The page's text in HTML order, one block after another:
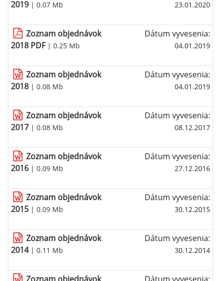
2019 | 0.07 Mb 23.01.2020
Zoznam objednávok
2018 PDF| 0.25 Mb
Dátum vyvesenia:
04.01.2019
Zoznam objednávok
2018 | 0.08 Mb
Dátum vyvesenia:
04.01.2019
Zoznam objednávok
2017 | 0.08 Mb
Dátum vyvesenia:
08.12.2017
Zoznam objednávok
2016 | 0.09 Mb
Dátum vyvesenia:
27.12.2016
Zoznam objednávok
2015 | 0.09 Mb
Dátum vyvesenia:
30.12.2015
Zoznam objednávok
2014| 0.11 Mb
Dátum vyvesenia:
30.12.2014